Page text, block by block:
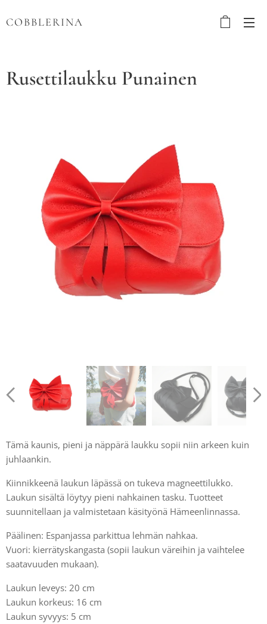
COBBLERINA
Rusettilaukku Punainen
Tämä kaunis, pieni ja näppärä laukku sopii niin arkeen kuin
juhlaankin.
Kiinnikkeenä laukun läpässä on tukeva magneettilukko.
Laukun sisältä löytyy pieni nahkainen tasku. Tuotteet
suunnitellaan ja valmistetaan käsityönä Hämeenlinnassa.
Päälinen: Espanjassa parkittua lehmän nahkaa.
Vuori: kierrätyskangasta (sopii laukun väreihin ja vaihtelee
saatavuuden mukaan).
Laukun leveys: 20 cm
Laukun korkeus: 16 cm
Laukun syvyys: 5 cm